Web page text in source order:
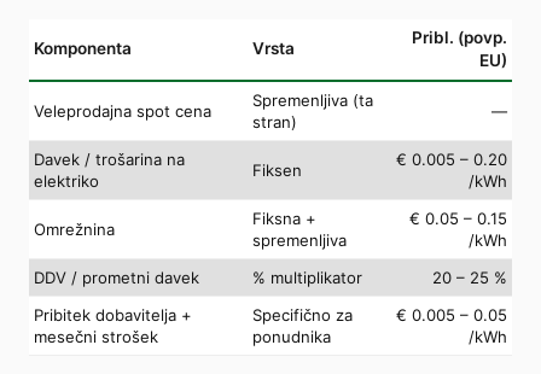
Komponenta Vrsta
Pribl. (povp.
EU)
Veleprodajna spot cena
Spremenljiva (ta
stran)
—
Davek / trošarina na
elektriko
Fiksen
€ 0.005 – 0.20
/kWh
Omrežnina
Fiksna +
spremenljiva
€ 0.05 – 0.15
/kWh
DDV / prometni davek
% multiplikator
20 – 25 %
Pribitek dobavitelja +
mesečni strošek
Specifično za
ponudnika
€ 0.005 – 0.05
/kWh